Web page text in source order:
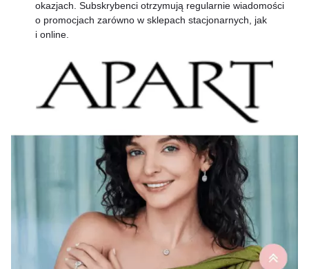
okazjach. Subskrybenci otrzymują regularnie wiadomości
o promocjach zarówno w sklepach stacjonarnych, jak
i online.